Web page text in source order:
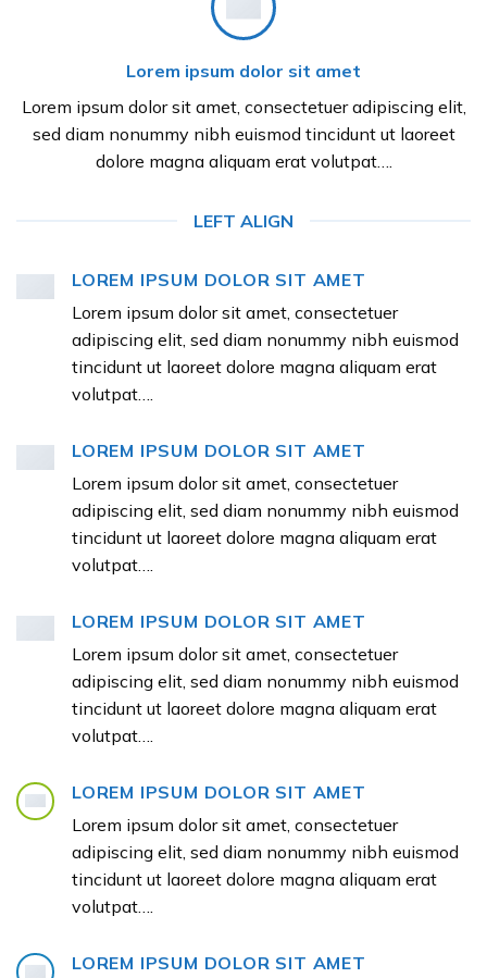
Lorem ipsum dolor sit amet
Lorem ipsum dolor sit amet, consectetuer adipiscing elit,
sed diam nonummy nibh euismod tincidunt ut laoreet
dolore magna aliquam erat volutpat….
LEFT ALIGN
LOREM IPSUM DOLOR SIT AMET
Lorem ipsum dolor sit amet, consectetuer
adipiscing elit, sed diam nonummy nibh euismod
tincidunt ut laoreet dolore magna aliquam erat
volutpat….
LOREM IPSUM DOLOR SIT AMET
Lorem ipsum dolor sit amet, consectetuer
adipiscing elit, sed diam nonummy nibh euismod
tincidunt ut laoreet dolore magna aliquam erat
volutpat….
LOREM IPSUM DOLOR SIT AMET
Lorem ipsum dolor sit amet, consectetuer
adipiscing elit, sed diam nonummy nibh euismod
tincidunt ut laoreet dolore magna aliquam erat
volutpat….
LOREM IPSUM DOLOR SIT AMET
Lorem ipsum dolor sit amet, consectetuer
adipiscing elit, sed diam nonummy nibh euismod
tincidunt ut laoreet dolore magna aliquam erat
volutpat….
LOREM IPSUM DOLOR SIT AMET